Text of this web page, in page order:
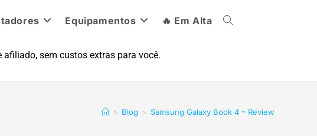
Equipamentos 🔥 Em Alta
sem custos extras para você.
> Blog > Samsung Galaxy Book 4 – Review